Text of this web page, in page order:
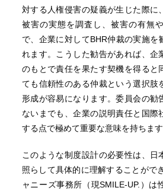
対する人権侵害の疑義が生じた際に
被害の実態を調査し、被害の有無
で、企業に対してBHR仲裁の実施を
れます。こうした勧告があれば、企
のもとで責任を果たす契機を得ると
ても信頼性のある仲裁という選択肢
形成が容易になります。委員会の勧
ないまでも、企業の説明責任と国際
する点で極めて重要な意味を持ちます
このような制度設計の必要性は、日
照らして具体的に理解することがで
ャニーズ事務所（現SMILE-UP.）は